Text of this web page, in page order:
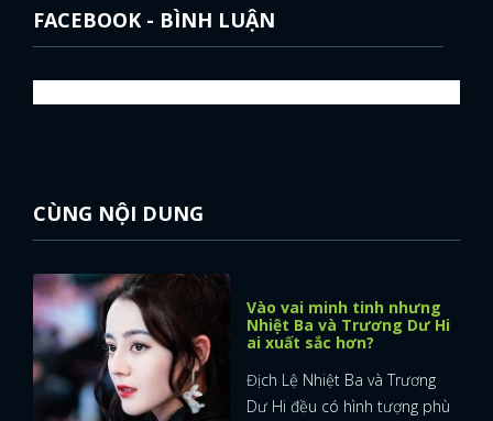
FACEBOOK - BÌNH LUẬN
CÙNG NỘI DUNG
Vào vai minh tinh nhưng
Nhiệt Ba và Trương Dư Hi
ai xuất sắc hơn?
Địch Lệ Nhiệt Ba và Trương
Dư Hi đều có hình tượng phù